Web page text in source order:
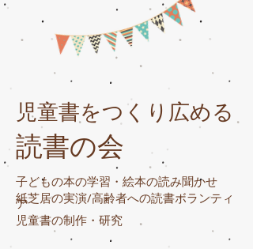
児童書をつくり広める
読書の会
子どもの本の学習・絵本の読み聞かせ
紙芝居の実演/高齢者への読書ボランティ
ア
​児童書の制作・研究